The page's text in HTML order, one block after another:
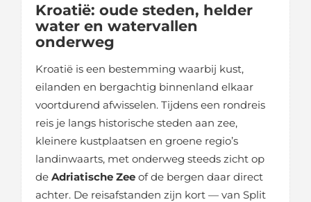
Kroatië: oude steden, helder
water en watervallen
onderweg
Kroatië is een bestemming waarbij kust,
eilanden en bergachtig binnenland elkaar
voortdurend afwisselen. Tijdens een rondreis
reis je langs historische steden aan zee,
kleinere kustplaatsen en groene regio’s
landinwaarts, met onderweg steeds zicht op
de Adriatische Zee of de bergen daar direct
achter. De reisafstanden zijn kort — van Split